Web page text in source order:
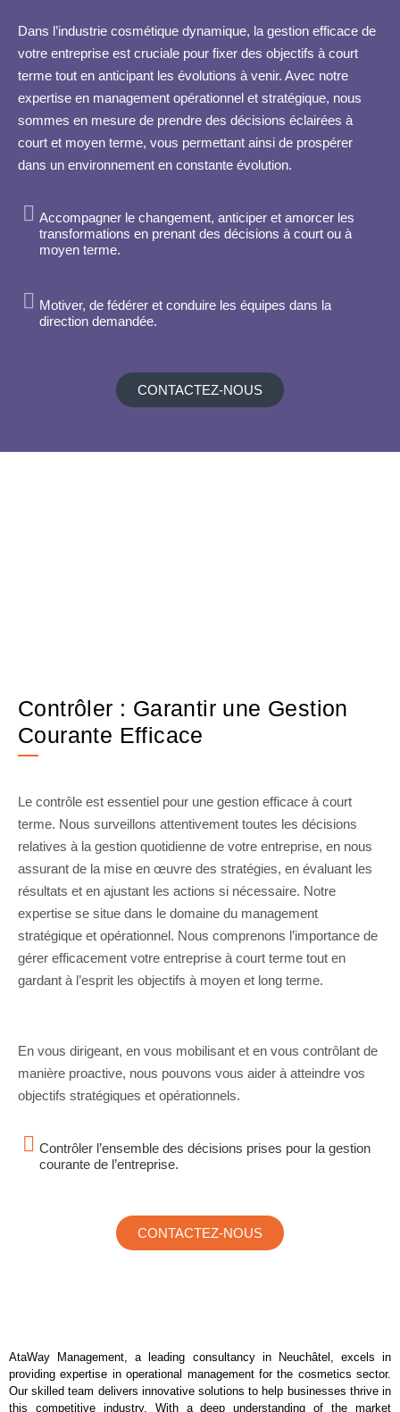
Dans l’industrie cosmétique dynamique, la gestion efficace de
votre entreprise est cruciale pour fixer des objectifs à court
terme tout en anticipant les évolutions à venir. Avec notre
expertise en management opérationnel et stratégique, nous
sommes en mesure de prendre des décisions éclairées à
court et moyen terme, vous permettant ainsi de prospérer
dans un environnement en constante évolution.
Accompagner le changement, anticiper et amorcer les
transformations en prenant des décisions à court ou à
moyen terme.
Motiver, de fédérer et conduire les équipes dans la
direction demandée.
CONTACTEZ-NOUS
Contrôler : Garantir une Gestion
Courante Efficace
Le contrôle est essentiel pour une gestion efficace à court
terme. Nous surveillons attentivement toutes les décisions
relatives à la gestion quotidienne de votre entreprise, en nous
assurant de la mise en œuvre des stratégies, en évaluant les
résultats et en ajustant les actions si nécessaire. Notre
expertise se situe dans le domaine du management
stratégique et opérationnel. Nous comprenons l’importance de
gérer efficacement votre entreprise à court terme tout en
gardant à l’esprit les objectifs à moyen et long terme.
En vous dirigeant, en vous mobilisant et en vous contrôlant de
manière proactive, nous pouvons vous aider à atteindre vos
objectifs stratégiques et opérationnels.
Contrôler l’ensemble des décisions prises pour la gestion
courante de l’entreprise.
CONTACTEZ-NOUS
AtaWay Management, a leading consultancy in Neuchâtel, excels in
providing expertise in operational management for the cosmetics sector.
Our skilled team delivers innovative solutions to help businesses thrive in
this competitive industry. With a deep understanding of the market